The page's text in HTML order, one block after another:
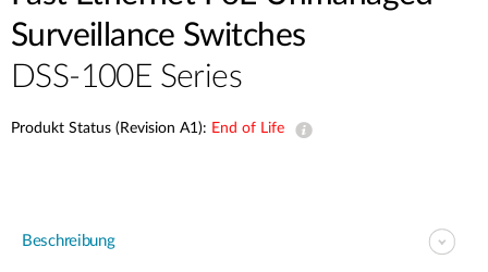
Surveillance Switches
DSS-100E Series
Produkt Status (Revision A1): End of Life
Beschreibung